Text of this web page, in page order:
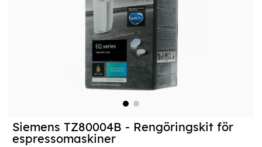
Siemens TZ80004B - Rengöringskit för
espressomaskiner